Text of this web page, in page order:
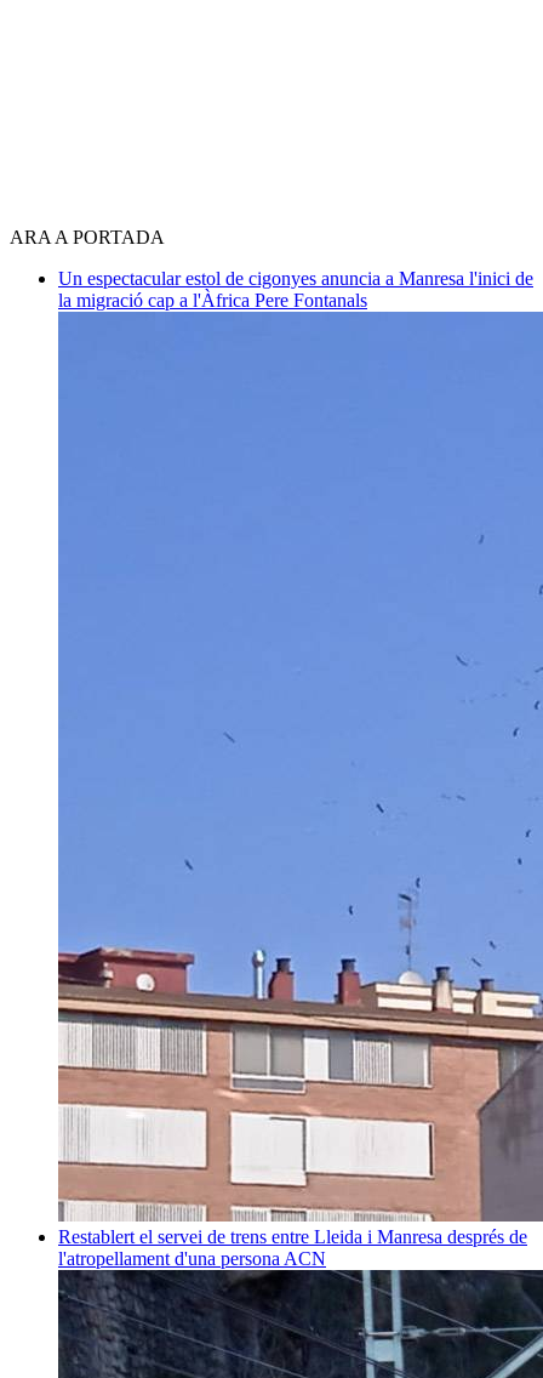
ARA A PORTADA
Un espectacular estol de cigonyes anuncia a Manresa l'inici de
la migració cap a l'Àfrica Pere Fontanals
Restablert el servei de trens entre Lleida i Manresa després de
l'atropellament d'una persona ACN